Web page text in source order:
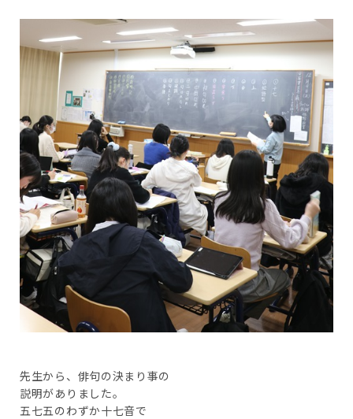
先生から、俳句の決まり事の
説明がありました。
五七五のわずか十七音で